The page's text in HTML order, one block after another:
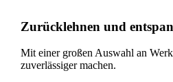
Zurücklehnen und
Mit einer großen Auswahl an
zuverlässiger machen.